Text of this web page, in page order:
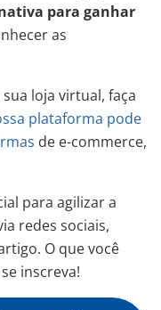
para ganhar
as
loja virtual, faça
plataforma pode
de e-commerce,
para agilizar a
redes sociais,
O que você
inscreva!